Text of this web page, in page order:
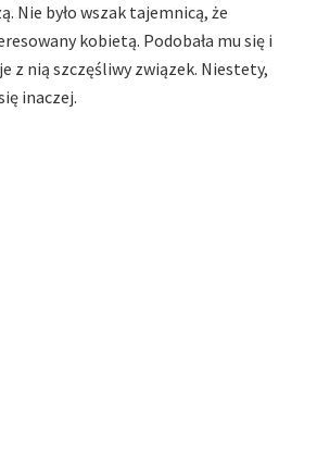
Nie było wszak tajemnicą, że
kobietą. Podobała mu się i
z nią szczęśliwy związek. Niestety,
inaczej.